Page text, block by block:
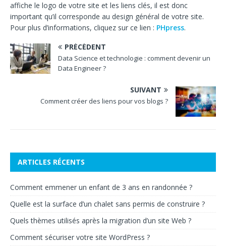
affiche le logo de votre site et les liens clés, il est donc
important qu’il corresponde au design général de votre site.
Pour plus d’informations, cliquez sur ce lien : PHpress.
PRÉCÉDENT
Data Science et technologie : comment devenir un
Data Engineer ?
SUIVANT
Comment créer des liens pour vos blogs ?
ARTICLES RÉCENTS
Comment emmener un enfant de 3 ans en randonnée ?
Quelle est la surface d’un chalet sans permis de construire ?
Quels thèmes utilisés après la migration d’un site Web ?
Comment sécuriser votre site WordPress ?